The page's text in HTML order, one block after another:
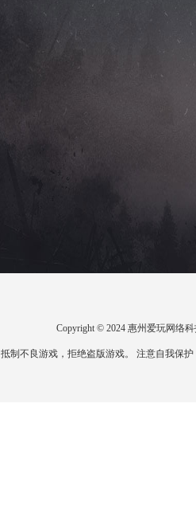
Copyright © 2024 惠州爱玩网络
抵制不良游戏，拒绝盗版游戏。 注意自我保